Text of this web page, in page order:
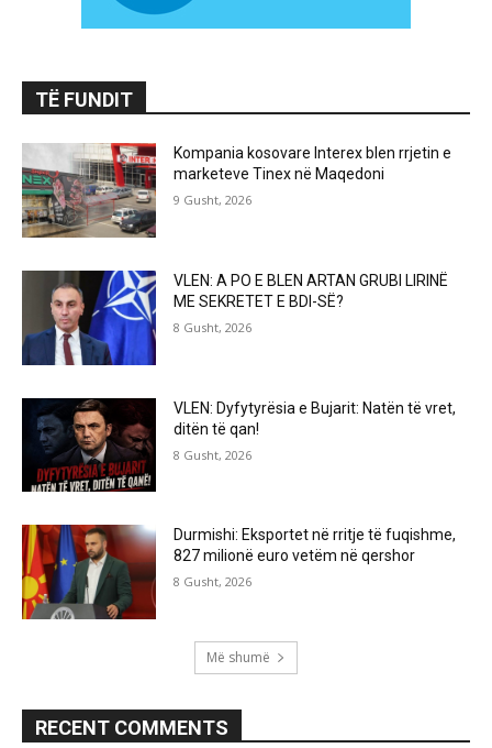
TË FUNDIT
Kompania kosovare Interex blen rrjetin e
marketeve Tinex në Maqedoni
9 Gusht, 2026
VLEN: A PO E BLEN ARTAN GRUBI LIRINË
ME SEKRETET E BDI-SË?
8 Gusht, 2026
VLEN: Dyfytyrësia e Bujarit: Natën të vret,
ditën të qan!
8 Gusht, 2026
Durmishi: Eksportet në rritje të fuqishme,
827 milionë euro vetëm në qershor
8 Gusht, 2026
Më shumë
RECENT COMMENTS